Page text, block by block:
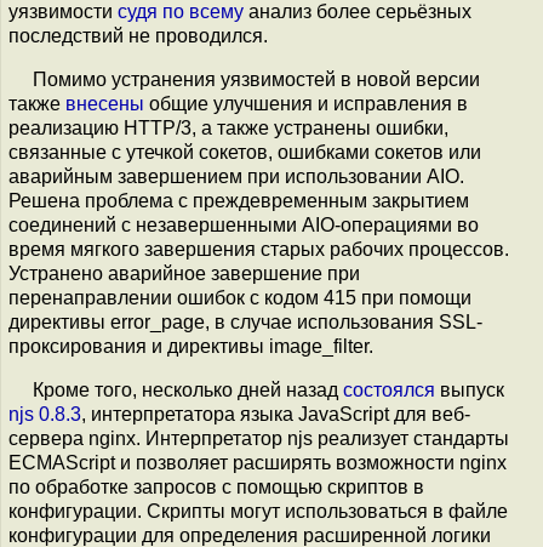
уязвимости судя по всему анализ более серьёзных
последствий не проводился.
Помимо устранения уязвимостей в новой версии
также внесены общие улучшения и исправления в
реализацию HTTP/3, а также устранены ошибки,
связанные с утечкой сокетов, ошибками сокетов или
аварийным завершением при использовании AIO.
Решена проблема с преждевременным закрытием
соединений с незавершенными AIO-операциями во
время мягкого завершения старых рабочих процессов.
Устранено аварийное завершение при
перенаправлении ошибок с кодом 415 при помощи
директивы error_page, в случае использования SSL-
проксирования и директивы image_filter.
Кроме того, несколько дней назад состоялся выпуск
njs 0.8.3, интерпретатора языка JavaScript для веб-
сервера nginx. Интерпретатор njs реализует стандарты
ECMAScript и позволяет расширять возможности nginx
по обработке запросов с помощью скриптов в
конфигурации. Скрипты могут использоваться в файле
конфигурации для определения расширенной логики